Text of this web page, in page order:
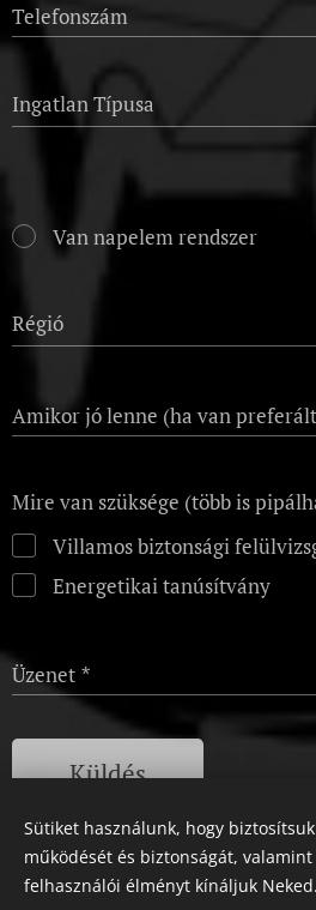
Telefonszám
Ingatlan Típusa
Van napelem rendszer
Régió
Amikor jó lenne (ha van
Mire van szüksége (több is
Villamos biztonsági
Energetikai tanúsítvány
Üzenet
Küldés
Sütiket használunk, hogy
működését és biztonságát,
felhasználói élményt kínáljuk Neked.